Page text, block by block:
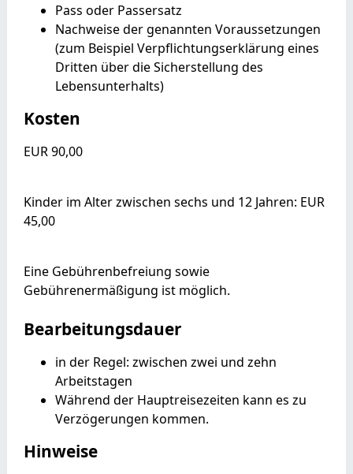
Pass oder Passersatz
Nachweise der genannten Voraussetzungen
(zum Beispiel Verpflichtungserklärung eines
Dritten über die Sicherstellung des
Lebensunterhalts)
Kosten
EUR 90,00
Kinder im Alter zwischen sechs und 12 Jahren: EUR
45,00
Eine Gebührenbefreiung sowie
Gebührenermäßigung ist möglich.
Bearbeitungsdauer
in der Regel: zwischen zwei und zehn
Arbeitstagen
Während der Hauptreisezeiten kann es zu
Verzögerungen kommen.
Hinweise